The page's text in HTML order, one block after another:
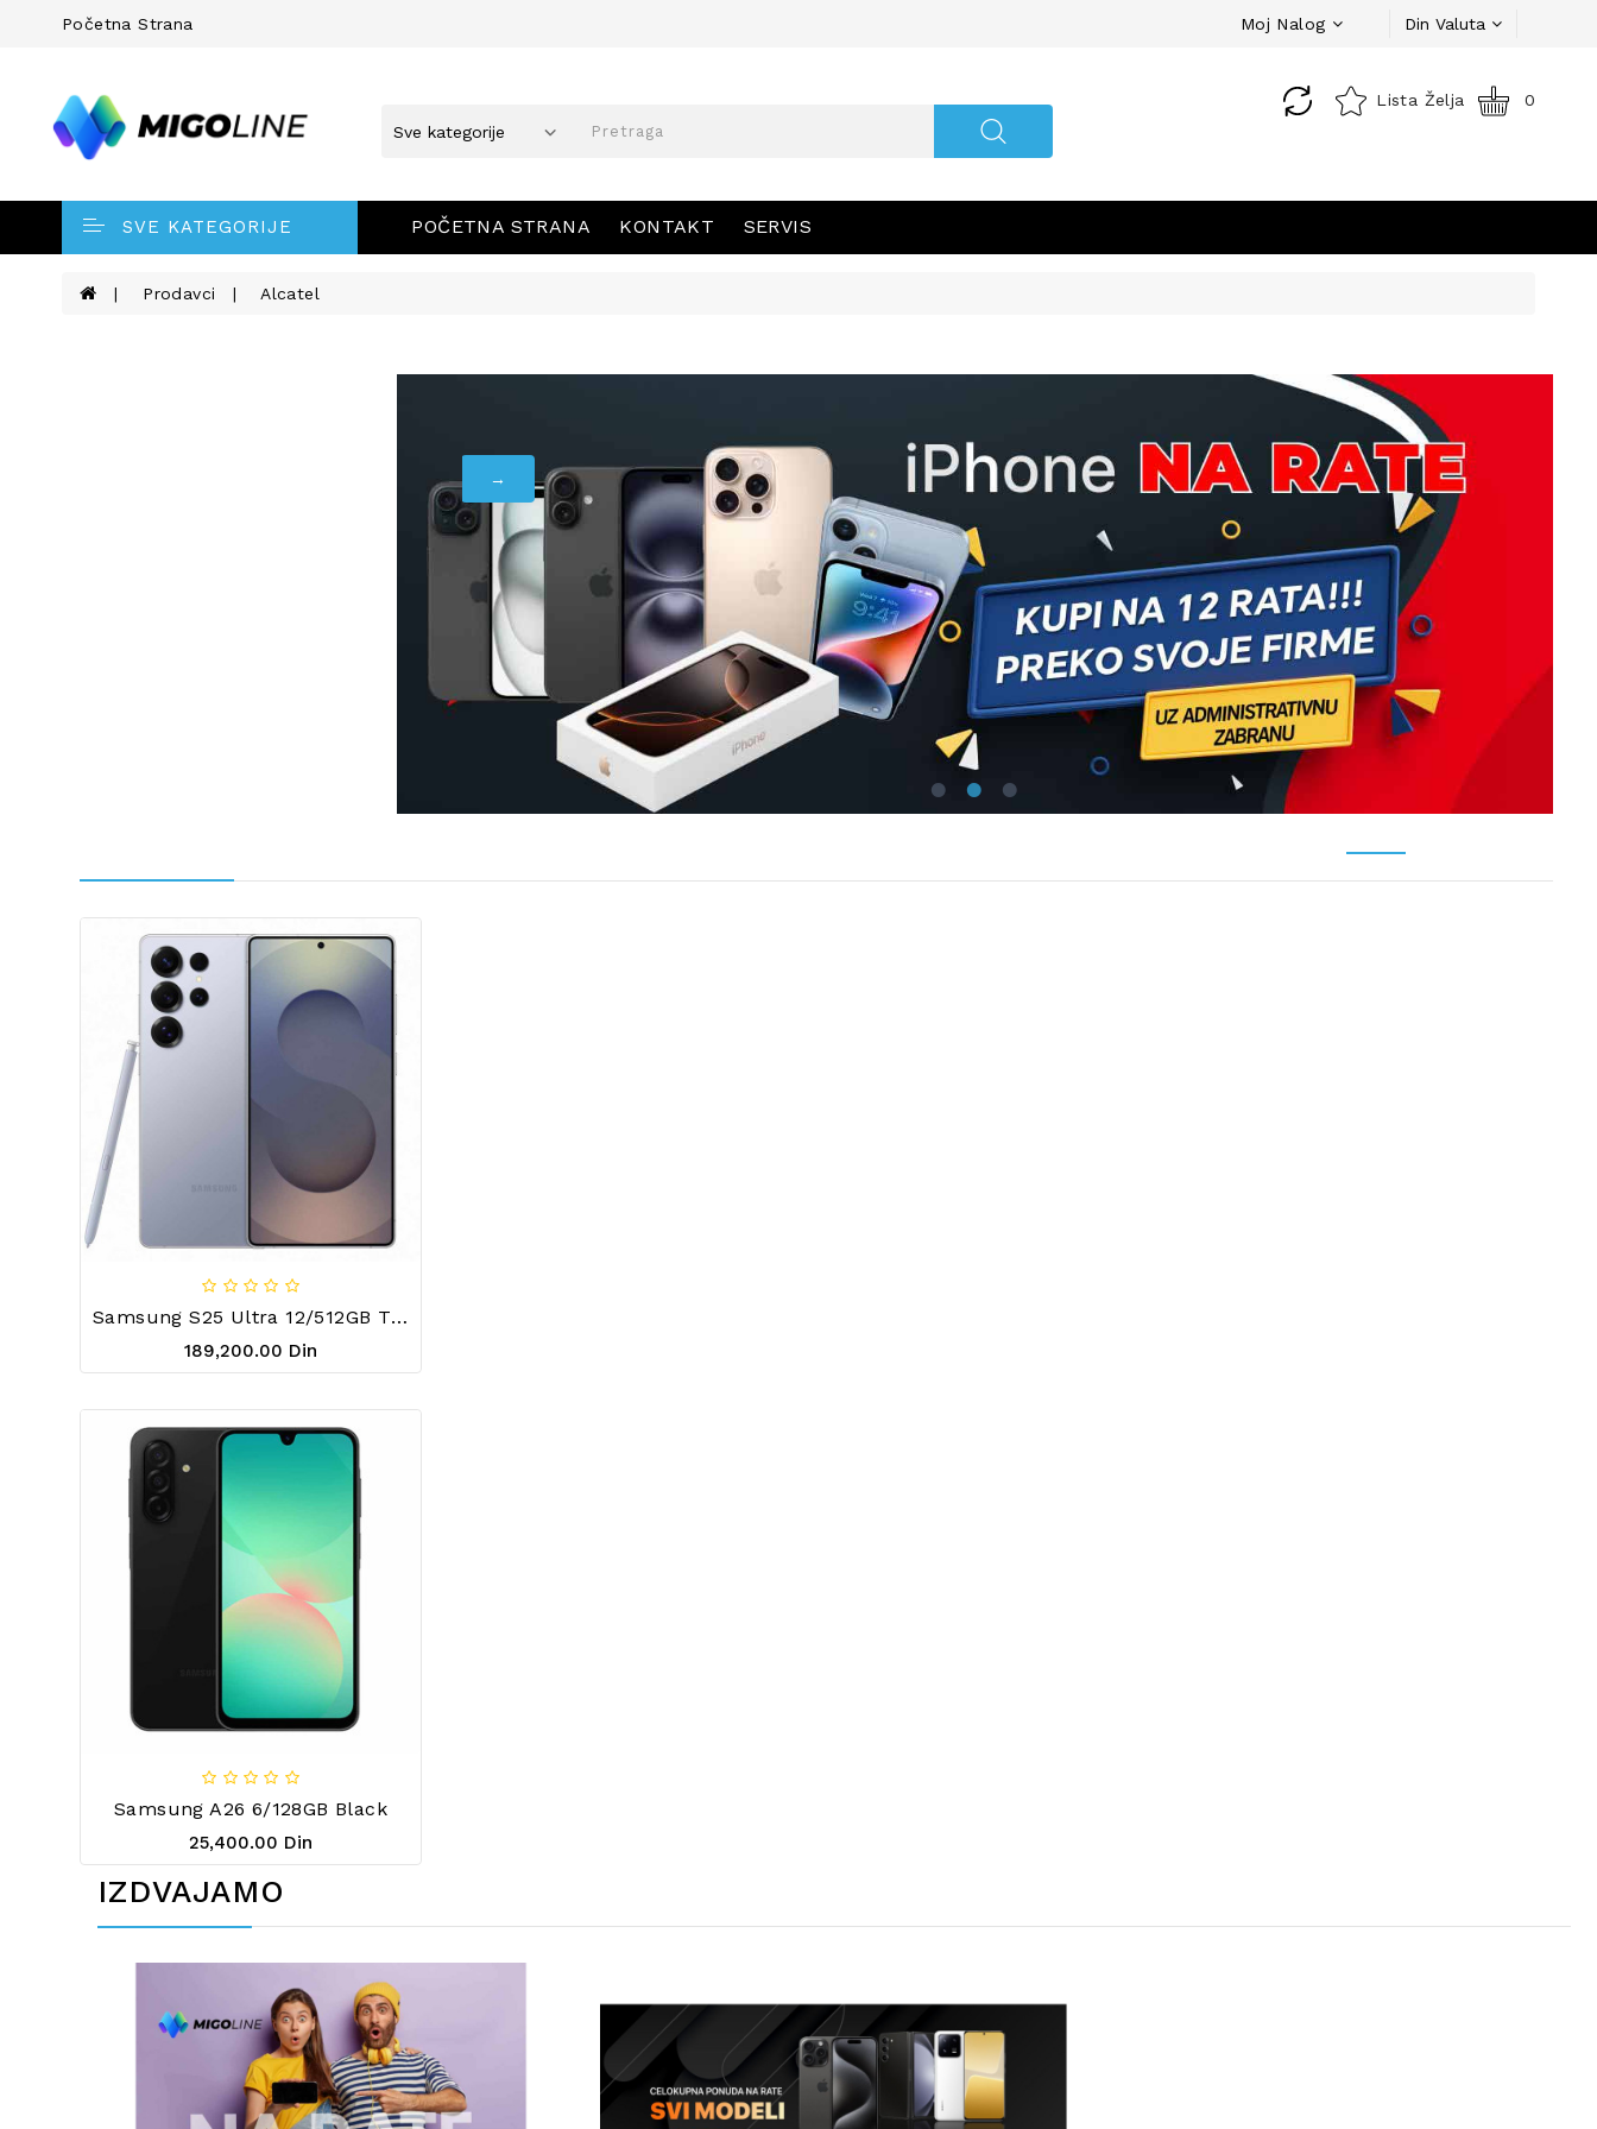
Početna Strana Moj Nalog Din Valuta
Lista Želja 0
SVE KATEGORIJE POČETNA STRANA KONTAKT SERVIS
Prodavci Alcatel
Samsung S25 Ultra 12/512GB Titanium Silver Blue
189,200.00 Din
Samsung A26 6/128GB Black
25,400.00 Din
IZDVAJAMO